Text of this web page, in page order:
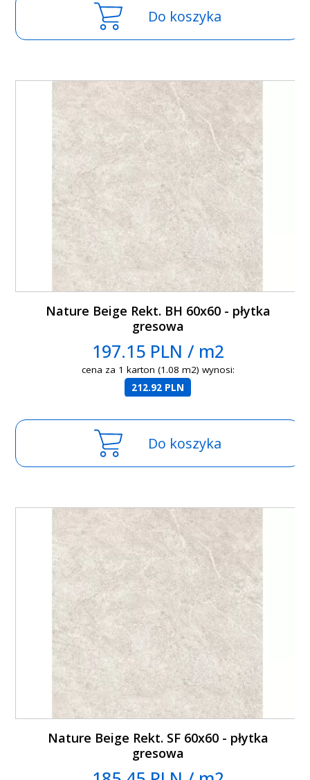
Do koszyka
Nature Beige Rekt. BH 60x60 - płytka
gresowa
197.15 PLN / m2
cena za 1 karton (1.08 m2) wynosi:
212.92 PLN
Do koszyka
Nature Beige Rekt. SF 60x60 - płytka
gresowa